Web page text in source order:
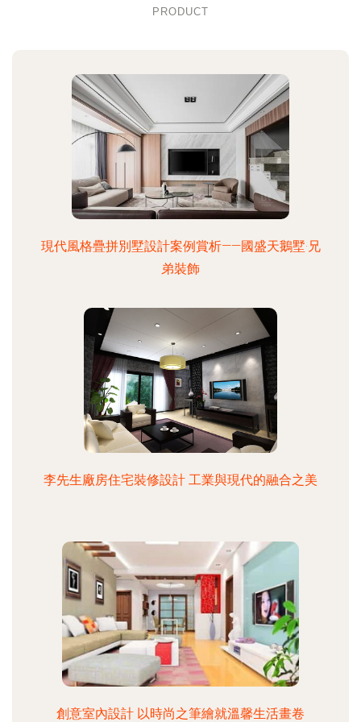
PRODUCT
現代風格疊拼別墅設計案例賞析——國盛天鵝墅·兄
弟裝飾
李先生廠房住宅裝修設計 工業與現代的融合之美
創意室內設計 以時尚之筆繪就溫馨生活畫卷